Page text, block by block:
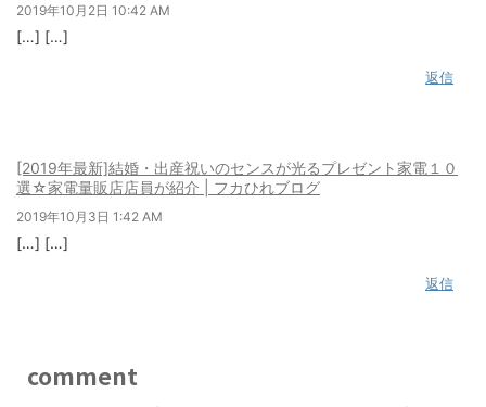
2019年10月2日 10:42 AM
[…] […]
返信
[2019年最新]結婚・出産祝いのセンスが光るプレゼント家電１０
選☆家電量販店店員が紹介 | フカひれブログ
2019年10月3日 1:42 AM
[…] […]
返信
comment